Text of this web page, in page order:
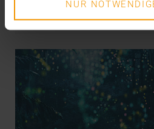
NUR
VISUS HEALTH IT
MEHR ERFAHREN